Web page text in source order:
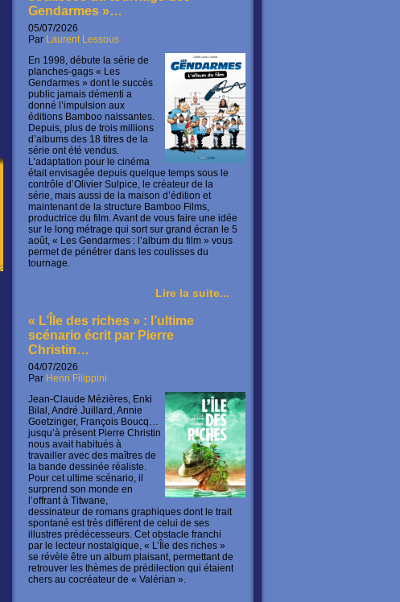
Gendarmes »…
05/07/2026
Par Laurent Lessous
En 1998, débute la série de
planches-gags « Les
Gendarmes » dont le succès
public jamais démenti a
donné l’impulsion aux
éditions Bamboo naissantes.
Depuis, plus de trois millions
d’albums des 18 titres de la
série ont été vendus.
L’adaptation pour le cinéma
était envisagée depuis quelque temps sous le
contrôle d’Olivier Sulpice, le créateur de la
série, mais aussi de la maison d’édition et
maintenant de la structure Bamboo Films,
productrice du film. Avant de vous faire une idée
sur le long métrage qui sort sur grand écran le 5
août, « Les Gendarmes : l’album du film » vous
permet de pénétrer dans les coulisses du
tournage.
Lire la suite...
« L’Île des riches » : l’ultime
scénario écrit par Pierre
Christin…
04/07/2026
Par Henri Filippini
Jean-Claude Mézières, Enki
Bilal, André Juillard, Annie
Goetzinger, François Boucq…
jusqu’à présent Pierre Christin
nous avait habitués à
travailler avec des maîtres de
la bande dessinée réaliste.
Pour cet ultime scénario, il
surprend son monde en
l’offrant à Titwane,
dessinateur de romans graphiques dont le trait
spontané est très différent de celui de ses
illustres prédécesseurs. Cet obstacle franchi
par le lecteur nostalgique, « L’Île des riches »
se révèle être un album plaisant, permettant de
retrouver les thèmes de prédilection qui étaient
chers au cocréateur de « Valérian ».